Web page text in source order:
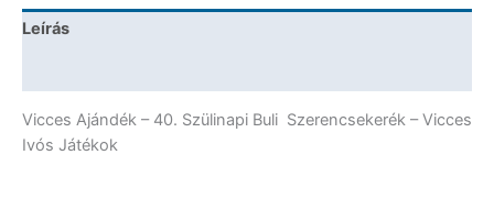
-
mennyiség
Leírás
Vicces Ajándék – 40. Szülinapi Buli Szerencsekerék – Vicces
Ivós Játékok